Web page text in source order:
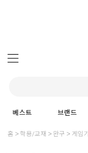
베스트 브랜드
홈 학용/교재 완구 게임기